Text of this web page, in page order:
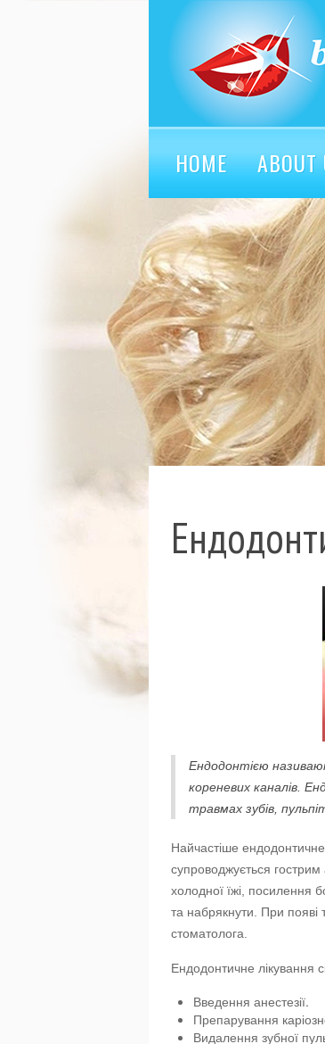
HOME ABOUT
Ендодонтією
кореневих каналів.
травмах зубів,
Найчастіше
супроводжується
холодної їжі, посилення
та набрякнути. При
стоматолога.
Ендодонтичне лікування
Введення анестезії.
Препарування
Видалення зубної